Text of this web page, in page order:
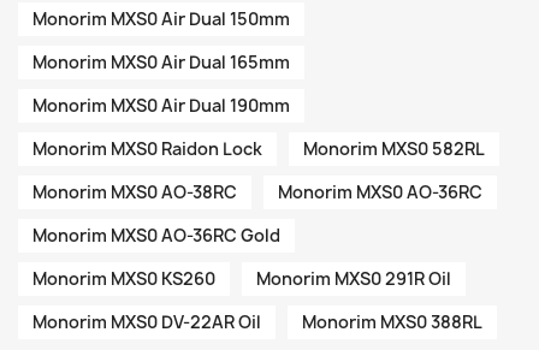
Monorim MXS0 Air Dual 150mm
Monorim MXS0 Air Dual 165mm
Monorim MXS0 Air Dual 190mm
Monorim MXS0 Raidon Lock
Monorim MXS0 582RL
Monorim MXS0 AO-38RC
Monorim MXS0 AO-36RC
Monorim MXS0 AO-36RC Gold
Monorim MXS0 KS260
Monorim MXS0 291R Oil
Monorim MXS0 DV-22AR Oil
Monorim MXS0 388RL